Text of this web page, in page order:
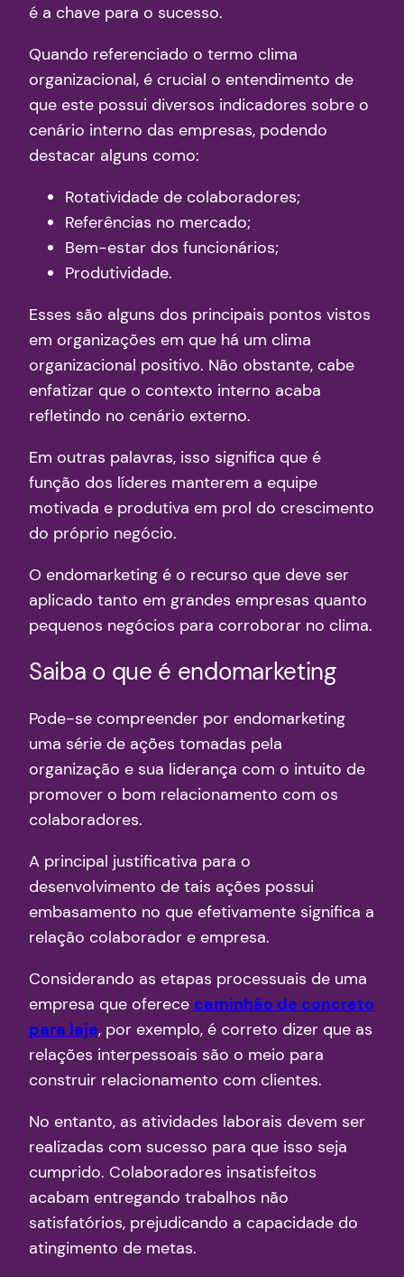
é a chave para o sucesso.
Quando referenciado o termo clima
organizacional, é crucial o entendimento de
que este possui diversos indicadores sobre o
cenário interno das empresas, podendo
destacar alguns como:
Rotatividade de colaboradores;
Referências no mercado;
Bem-estar dos funcionários;
Produtividade.
Esses são alguns dos principais pontos vistos
em organizações em que há um clima
organizacional positivo. Não obstante, cabe
enfatizar que o contexto interno acaba
refletindo no cenário externo.
Em outras palavras, isso significa que é
função dos líderes manterem a equipe
motivada e produtiva em prol do crescimento
do próprio negócio.
O endomarketing é o recurso que deve ser
aplicado tanto em grandes empresas quanto
pequenos negócios para corroborar no clima.
Saiba o que é endomarketing
Pode-se compreender por endomarketing
uma série de ações tomadas pela
organização e sua liderança com o intuito de
promover o bom relacionamento com os
colaboradores.
A principal justificativa para o
desenvolvimento de tais ações possui
embasamento no que efetivamente significa a
relação colaborador e empresa.
Considerando as etapas processuais de uma
empresa que oferece caminhão de concreto
para laje, por exemplo, é correto dizer que as
relações interpessoais são o meio para
construir relacionamento com clientes.
No entanto, as atividades laborais devem ser
realizadas com sucesso para que isso seja
cumprido. Colaboradores insatisfeitos
acabam entregando trabalhos não
satisfatórios, prejudicando a capacidade do
atingimento de metas.